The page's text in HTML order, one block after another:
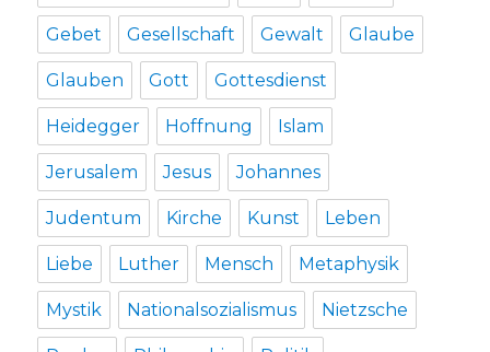
Gebet Gesellschaft Gewalt Glaube
Glauben Gott Gottesdienst
Heidegger Hoffnung Islam
Jerusalem Jesus Johannes
Judentum Kirche Kunst Leben
Liebe Luther Mensch Metaphysik
Mystik Nationalsozialismus Nietzsche